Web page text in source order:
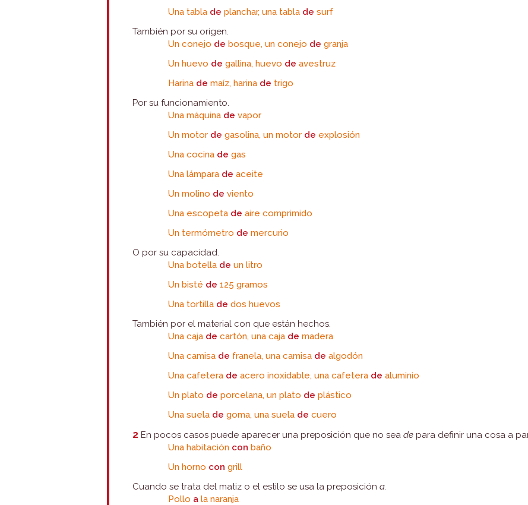
Una tabla deplanchar, una tabla desurf
También por su origen.
Un conejo debosque, un conejo de granja
Un huevo de gallina, huevo de avestruz
Harina de maíz, harina de trigo
Por su funcionamiento.
Una máquina devapor
Un motor degasolina, un motor de explosión
Una cocina de gas
Una lámpara de aceite
Un molino de viento
Una escopeta de aire comprimido
Un termómetro de mercurio
O por su capacidad.
Una botella de un litro
Un bisté de 125 gramos
Una tortilla dedos huevos
También por el material con que están hechos.
Una caja decartón, una caja demadera
Una camisa de franela, una camisa dealgodón
Una cafetera deacero inoxidable, una cafetera dealuminio
Un plato de porcelana, un plato de plástico
Una suela de goma, una suela de cuero
2 En pocos casos puede aparecer una preposición que no seade para definir una cosa a
Una habitación conbaño
Un horno con grill
Cuando se trata del matiz o el estilo se usa la preposición a.
Pollo a la naranja